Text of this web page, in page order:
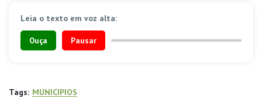
Leia o texto em voz alta:
Ouça Pausar
Tags: MUNICIPIOS